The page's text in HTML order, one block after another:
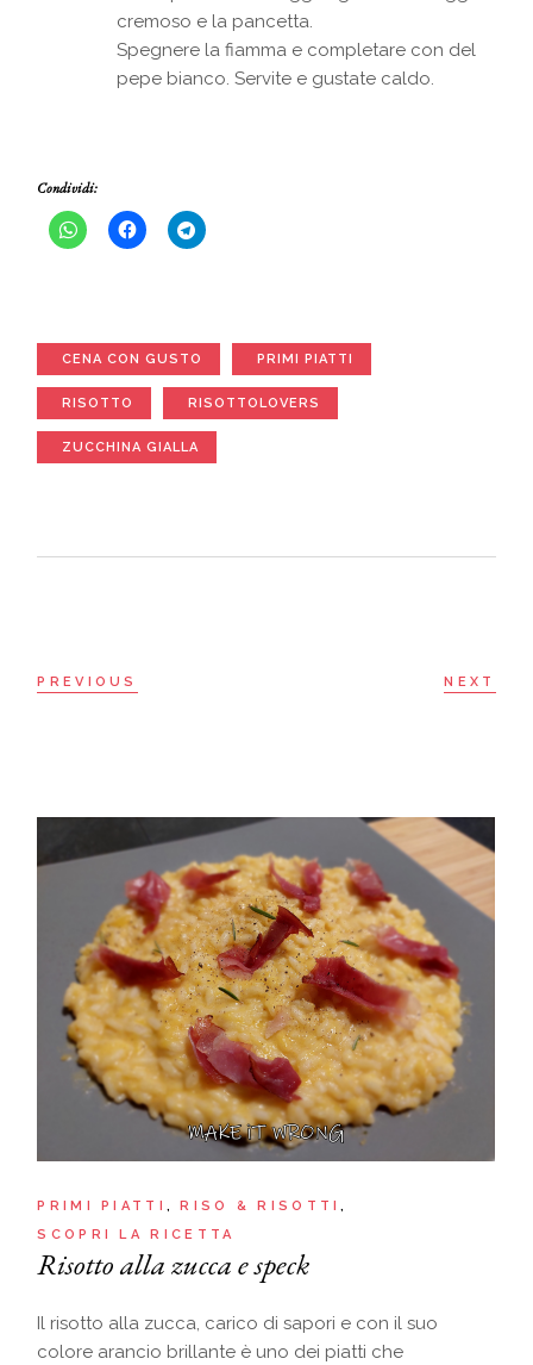
cremoso e la pancetta.
Spegnere la fiamma e completare con del
pepe bianco. Servite e gustate caldo.
Condividi:
CENA CON GUSTO PRIMI PIATTI
RISOTTO RISOTTOLOVERS
ZUCCHINA GIALLA
PREVIOUS NEXT
PRIMI PIATTI
RISO & RISOTTI
SCOPRI LA RICETTA
Risotto alla zucca e speck
Il risotto alla zucca, carico di sapori e con il suo
colore arancio brillante è uno dei piatti che